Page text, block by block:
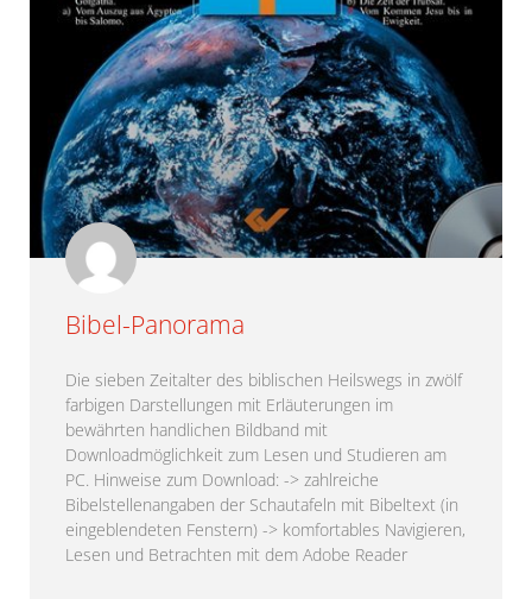
Bibel-Panorama
Die sieben Zeitalter des biblischen Heilswegs in zwölf
farbigen Darstellungen mit Erläuterungen im
bewährten handlichen Bildband mit
Downloadmöglichkeit zum Lesen und Studieren am
PC. Hinweise zum Download: -> zahlreiche
Bibelstellenangaben der Schautafeln mit Bibeltext (in
eingeblendeten Fenstern) -> komfortables Navigieren,
Lesen und Betrachten mit dem Adobe Reader